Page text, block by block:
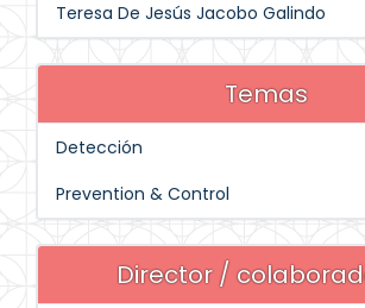
Teresa De Jesús Jacobo Galindo
Temas
Detección
Prevention & Control
Director /